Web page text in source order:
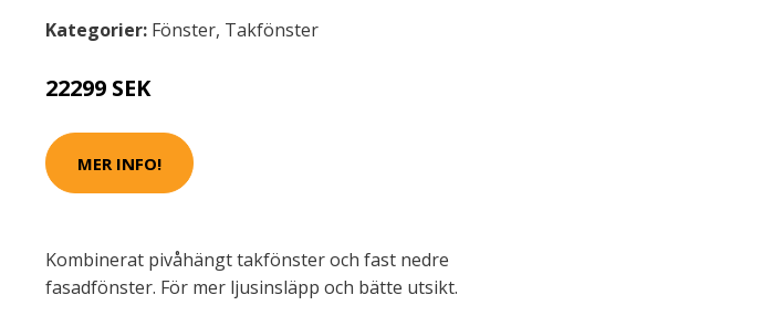
Kategorier: Fönster, Takfönster
22299 SEK
MER INFO!
Kombinerat pivåhängt takfönster och fast nedre
fasadfönster. För mer ljusinsläpp och bätte utsikt.